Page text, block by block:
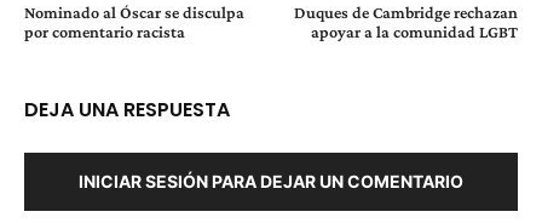
Nominado al Óscar se disculpa
por comentario racista
Duques de Cambridge rechazan
apoyar a la comunidad LGBT
DEJA UNA RESPUESTA
INICIAR SESIÓN PARA DEJAR UN COMENTARIO